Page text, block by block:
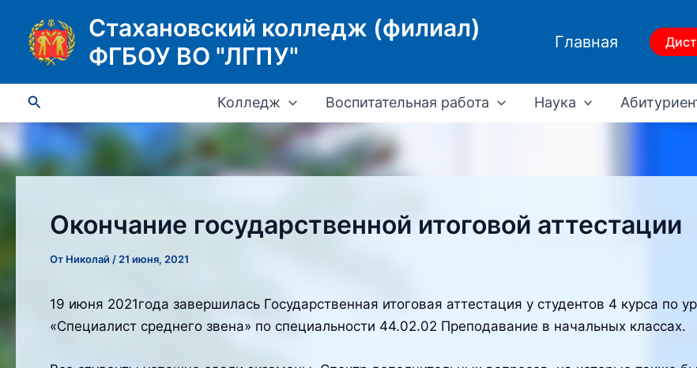
содержимому
Стахановский колледж (филиал)
ФГБОУ ВО "ЛГПУ"
Главная
Поиск Колледж Воспитательная работа Наука
Окончание государственной итоговой аттестации
От Николай / 21 июня, 2021
19 июня 2021года завершилась Государственная итоговая аттестация у студентов 4 курса по
«Специалист среднего звена» по специальности 44.02.02 Преподавание в начальных классах.